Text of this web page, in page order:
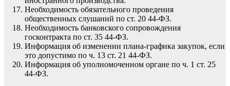
Необходимость обязательного проведения
общественных слушаний по ст. 20 44-ФЗ.
Необходимость банковского сопровождения
госконтракта по ст. 35 44-ФЗ.
Информация об изменении плана-графика закупок, если
это допустимо по ч. 13 ст. 21 44-ФЗ.
Информация об уполномоченном органе по ч. 1 ст. 25
44-ФЗ.